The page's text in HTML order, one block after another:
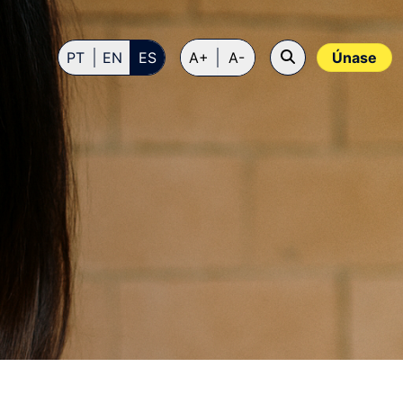
Únase
PT EN ES A+ A-